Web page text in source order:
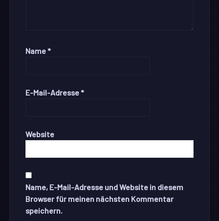
Name *
E-Mail-Adresse *
Website
Name, E-Mail-Adresse und Website in diesem
Browser für meinen nächsten Kommentar
speichern.